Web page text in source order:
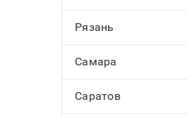
Рязань
Самара
Саратов